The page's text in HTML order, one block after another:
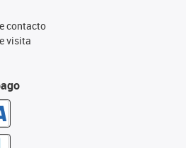
contacto
visita